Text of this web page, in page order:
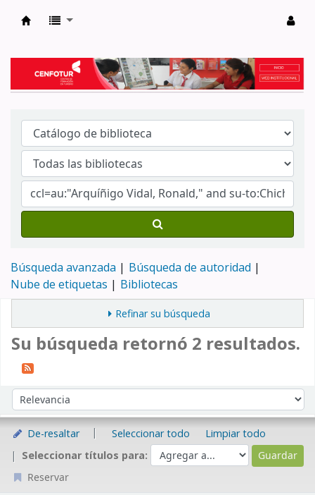
Búsqueda avanzada
Búsqueda de autoridad
Nube de etiquetas
Bibliotecas
Refinar su búsqueda
Su búsqueda retornó 2 resultados.
Ordenar por:
De-resaltar Seleccionar todo
Limpiar todo
Seleccionar títulos para:
Reservar